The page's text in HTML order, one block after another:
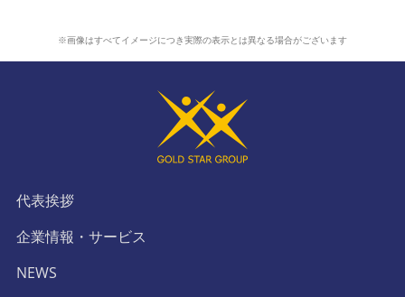
※画像はすべてイメージにつき実際の表示とは異なる場合がございます
代表挨拶
企業情報・サービス
NEWS